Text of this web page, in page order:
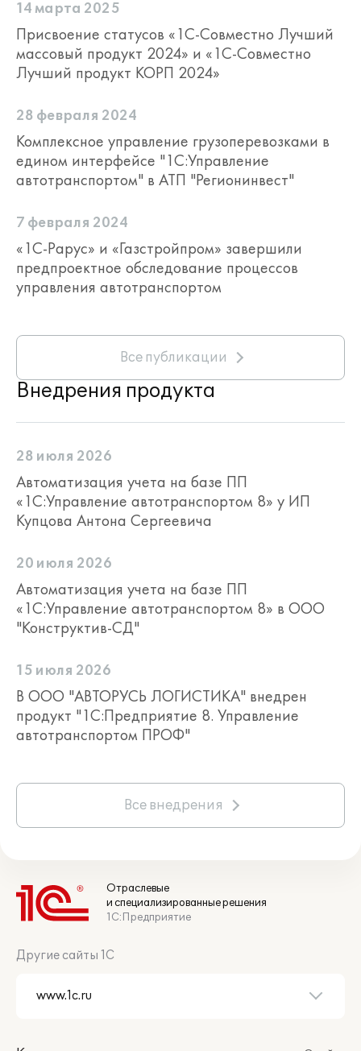
14 марта 2025
Присвоение статусов «1С-Совместно Лучший
массовый продукт 2024» и «1С-Совместно
Лучший продукт КОРП 2024»
28 февраля 2024
Комплексное управление грузоперевозками в
едином интерфейсе "1С:Управление
автотранспортом" в АТП "Регионинвест"
7 февраля 2024
«1С-Рарус» и «Газстройпром» завершили
предпроектное обследование процессов
управления автотранспортом
Все публикации
Внедрения продукта
28 июля 2026
Автоматизация учета на базе ПП
«1С:Управление автотранспортом 8» у ИП
Купцова Антона Сергеевича
20 июля 2026
Автоматизация учета на базе ПП
«1С:Управление автотранспортом 8» в ООО
"Конструктив-СД"
15 июля 2026
В ООО "АВТОРУСЬ ЛОГИСТИКА" внедрен
продукт "1С:Предприятие 8. Управление
автотранспортом ПРОФ"
Все внедрения
Отраслевые
и специализированные решения
1С:Предприятие
Другие сайты 1С